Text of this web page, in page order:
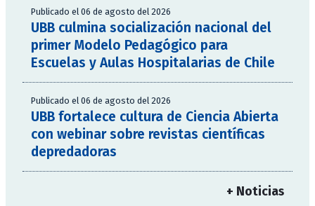
Publicado el 06 de agosto del 2026
UBB culmina socialización nacional del
primer Modelo Pedagógico para
Escuelas y Aulas Hospitalarias de Chile
Publicado el 06 de agosto del 2026
UBB fortalece cultura de Ciencia Abierta
con webinar sobre revistas científicas
depredadoras
+ Noticias